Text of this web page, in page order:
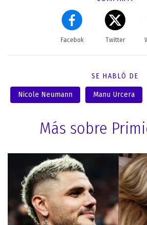
Facebok Twitter
SE HABLÓ DE
Nicole Neumann Manu Urcera
Más sobre